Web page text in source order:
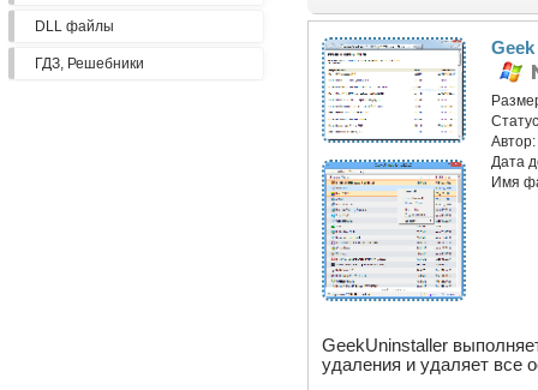
DLL файлы
ГДЗ, Решебники
Дата
Имя
GeekUninstaller
удаления и удаляет все